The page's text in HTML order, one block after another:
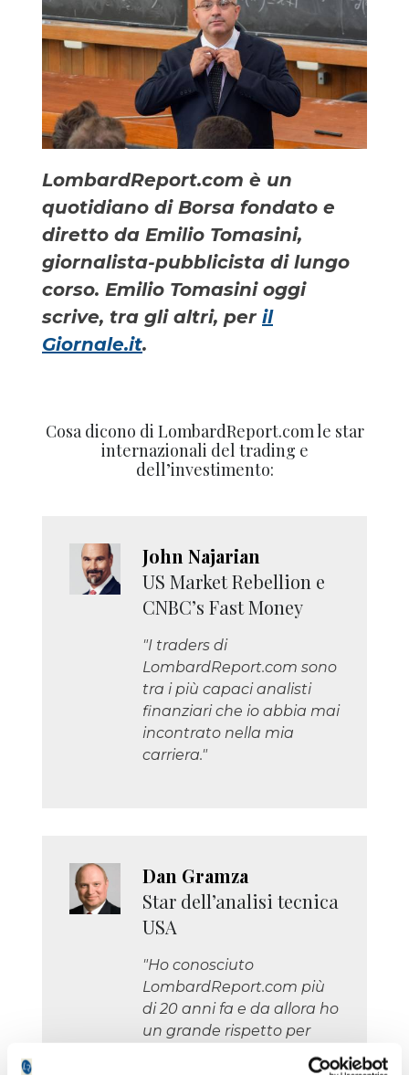
LombardReport.com è un
quotidiano di Borsa fondato e
diretto da Emilio Tomasini,
giornalista-pubblicista di lungo
corso. Emilio Tomasini oggi
scrive, tra gli altri, per il
Giornale.it.
Cosa dicono di LombardReport.com le star
internazionali del trading e
dell’investimento:
John Najarian
US Market Rebellion e
CNBC’s Fast Money
"I traders di
LombardReport.com sono
tra i più capaci analisti
finanziari che io abbia mai
incontrato nella mia
carriera."
Dan Gramza
Star dell’analisi tecnica
USA
"Ho conosciuto
LombardReport.com più
di 20 anni fa e da allora ho
un grande rispetto per
questo giornale di Borsa